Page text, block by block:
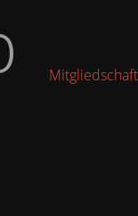
Mitgliedschaft